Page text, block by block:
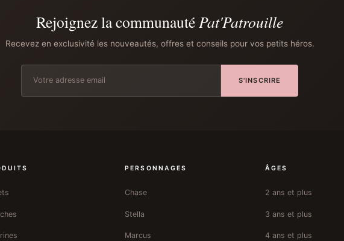
Rejoignez la communautéPat'Patrouille
Recevez en exclusivité les nouveautés, offres et conseils pour vos petits héros.
S'INSCRIRE
PERSONNAGES
Chase
Stella
Marcus
ÂGES
2 ans et plus
3 ans et plus
4 ans et plus